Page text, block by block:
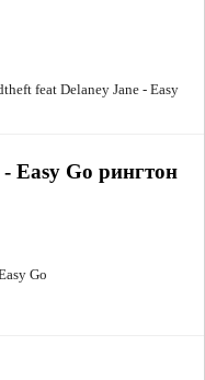
feat Delaney Jane - Easy
Easy Go рингтон
Go